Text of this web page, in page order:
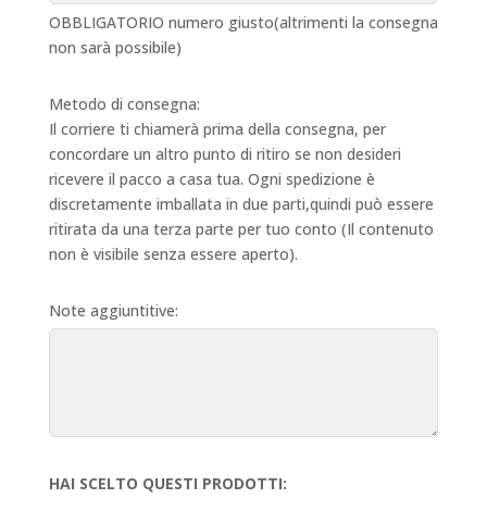
OBBLIGATORIO numero giusto(altrimenti la consegna
non sarà possibile)
Metodo di consegna:
Il corriere ti chiamerà prima della consegna, per
concordare un altro punto di ritiro se non desideri
ricevere il pacco a casa tua. Ogni spedizione è
discretamente imballata in due parti,quindi può essere
ritirata da una terza parte per tuo conto (Il contenuto
non è visibile senza essere aperto).
Note aggiuntitive:
HAI SCELTO QUESTI PRODOTTI: